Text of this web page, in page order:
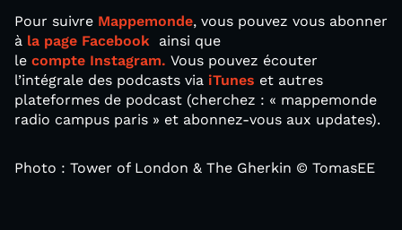
Pour suivre Mappemonde, vous pouvez vous abonner
à la page Facebook ainsi que
le compte Instagram. Vous pouvez écouter
l’intégrale des podcasts via iTunes et autres
plateformes de podcast (cherchez : « mappemonde
radio campus paris » et abonnez-vous aux updates).
Photo : Tower of London & The Gherkin © TomasEE